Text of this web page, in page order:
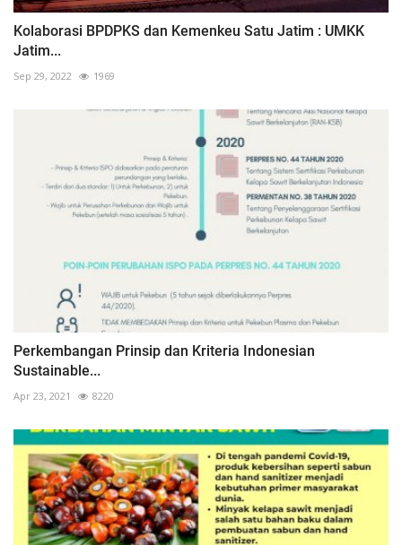
Kolaborasi BPDPKS dan Kemenkeu Satu Jatim : UMKK
Jatim...
Sep 29, 2022 1969
Perkembangan Prinsip dan Kriteria Indonesian
Sustainable...
Apr 23, 2021 8220